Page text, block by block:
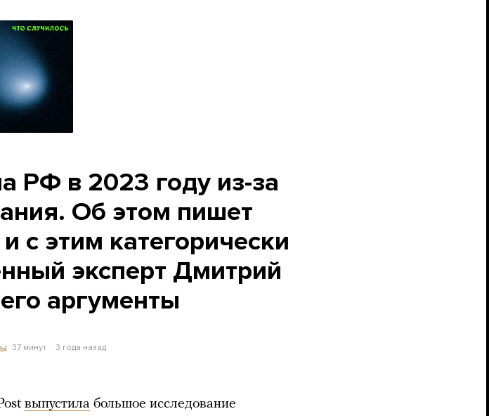
РФ в 2023 году из-за
Об этом пишет
с этим категорически
эксперт Дмитрий
аргументы
37 минут 3 года назад
выпустила большое исследование